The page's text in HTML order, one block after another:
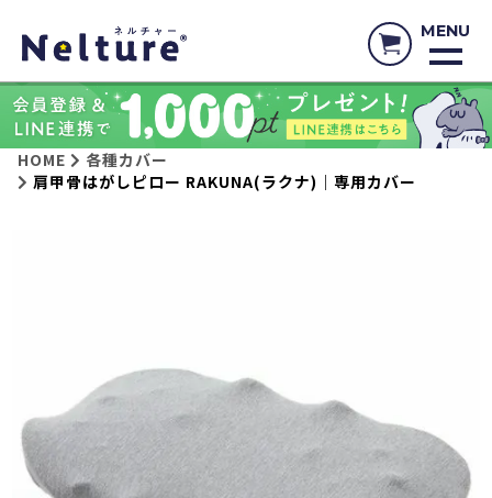
MENU
HOME
各種カバー
肩甲骨はがしピロー RAKUNA(ラクナ)｜専用カバー